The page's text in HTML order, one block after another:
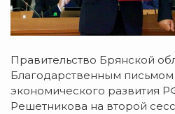
Правительство Брянской
Благодарственным
экономического развития
Решетникова на второй